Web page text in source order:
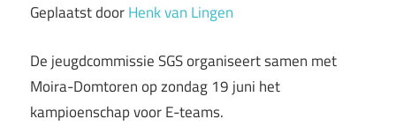
Geplaatst doorHenk van Lingen
De jeugdcommissie SGS organiseert samen met
Moira-Domtoren op zondag 19 juni het
kampioenschap voor E-teams.